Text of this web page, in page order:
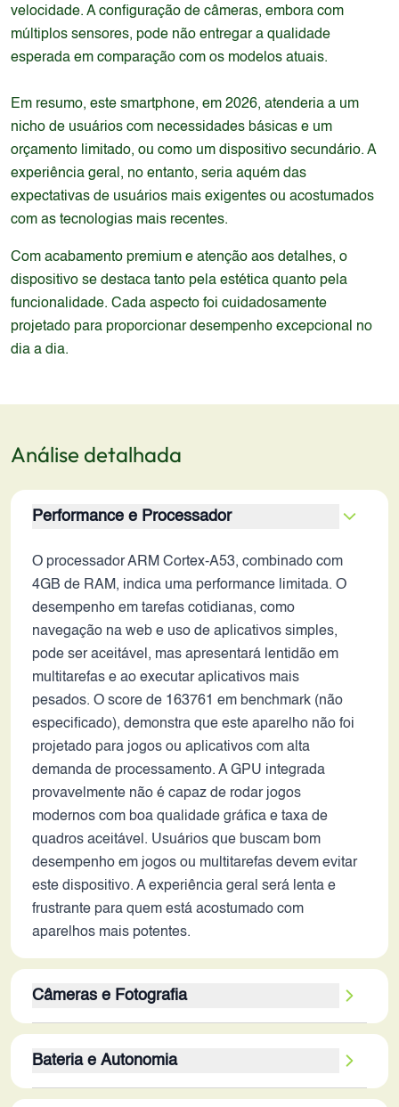
velocidade. A configuração de câmeras, embora com
múltiplos sensores, pode não entregar a qualidade
esperada em comparação com os modelos atuais.
Em resumo, este smartphone, em 2026, atenderia a um
nicho de usuários com necessidades básicas e um
orçamento limitado, ou como um dispositivo secundário. A
experiência geral, no entanto, seria aquém das
expectativas de usuários mais exigentes ou acostumados
com as tecnologias mais recentes.
Com acabamento premium e atenção aos detalhes, o
dispositivo se destaca tanto pela estética quanto pela
funcionalidade. Cada aspecto foi cuidadosamente
projetado para proporcionar desempenho excepcional no
dia a dia.
Análise detalhada
Performance e Processador
O processador ARM Cortex-A53, combinado com
4GB de RAM, indica uma performance limitada. O
desempenho em tarefas cotidianas, como
navegação na web e uso de aplicativos simples,
pode ser aceitável, mas apresentará lentidão em
multitarefas e ao executar aplicativos mais
pesados. O score de 163761 em benchmark (não
especificado), demonstra que este aparelho não foi
projetado para jogos ou aplicativos com alta
demanda de processamento. A GPU integrada
provavelmente não é capaz de rodar jogos
modernos com boa qualidade gráfica e taxa de
quadros aceitável. Usuários que buscam bom
desempenho em jogos ou multitarefas devem evitar
este dispositivo. A experiência geral será lenta e
frustrante para quem está acostumado com
aparelhos mais potentes.
Câmeras e Fotografia
sensores (12 MP, 8 MP, 2 MP, 2 MP), era uma
tendência em 2018, mas a qualidade de imagem e
Bateria e Autonomia